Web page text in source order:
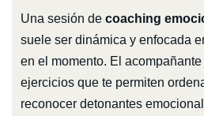
Una sesión de coaching
suele ser dinámica y enfocada
en el momento. El
ejercicios que te permiten
reconocer detonantes